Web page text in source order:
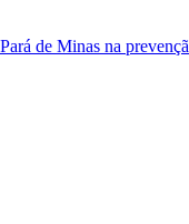
de Minas na